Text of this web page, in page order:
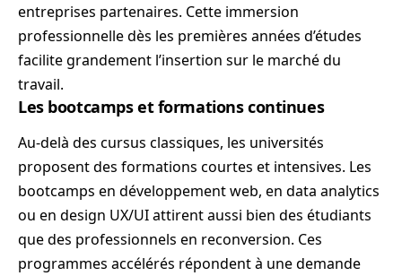
entreprises partenaires. Cette immersion
professionnelle dès les premières années d’études
facilite grandement l’insertion sur le marché du
travail.
Les bootcamps et formations continues
Au-delà des cursus classiques, les universités
proposent des formations courtes et intensives. Les
bootcamps en développement web, en data analytics
ou en design UX/UI attirent aussi bien des étudiants
que des professionnels en reconversion. Ces
programmes accélérés répondent à une demande